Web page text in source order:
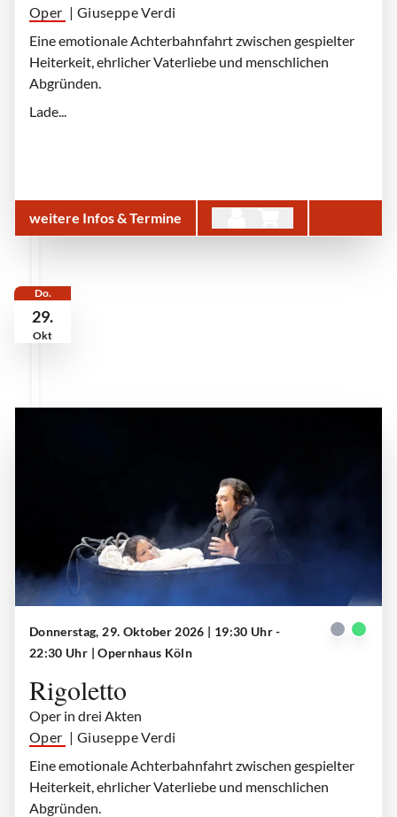
Oper | Giuseppe Verdi
Eine emotionale Achterbahnfahrt zwischen gespielter
Heiterkeit, ehrlicher Vaterliebe und menschlichen
Abgründen.
Lade...
weitere Infos & Termine
Do.
29.
Okt
Donnerstag, 29. Oktober 2026 | 19:30 Uhr -
22:30 Uhr | Opernhaus Köln
Rigoletto
Oper in drei Akten
Oper | Giuseppe Verdi
Eine emotionale Achterbahnfahrt zwischen gespielter
Heiterkeit, ehrlicher Vaterliebe und menschlichen
Abgründen.